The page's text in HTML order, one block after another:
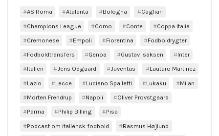
AS Roma Atalanta Bologna
Cagliari
Champions League
Como Conte
Coppa Italia
Cremonese
Empoli Fiorentina
Fodboldrygter
Fodboldtransfers
Genoa Gustav Isaksen
Inter
Italien
Jens Odgaard Juventus
Lautaro Martinez
Lazio
Lecce Luciano Spalletti Lukaku
Milan
Morten Frendrup
Napoli
Oliver Provstgaard
Parma
Philip Billing
Pisa
Podcast om italiensk fodbold
Rasmus Højlund